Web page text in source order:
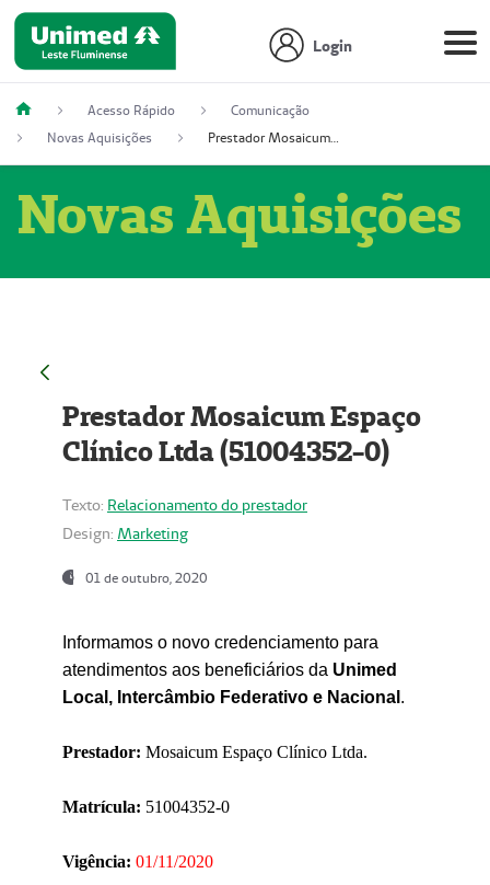
Login
Acesso Rápido
Comunicação
Novas Aquisições
Prestador Mosaicum Espaço Clínico Ltda (51004352-0)
Novas Aquisições
Prestador Mosaicum Espaço
Clínico Ltda (51004352-0)
Texto: Relacionamento do prestador
Design: Marketing
01 de outubro, 2020
Informamos o novo credenciamento para
atendimentos aos beneficiários da Unimed
Local, Intercâmbio Federativo e Nacional .
Prestador: Mosaicum Espaço Clínico Ltda.
Matrícula: 51004352-0
Vigência: 01/11/2020